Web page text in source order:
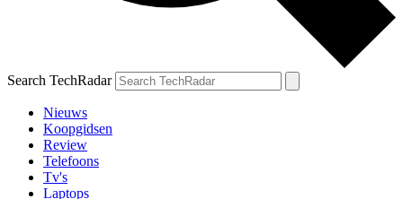
Search TechRadar
Nieuws
Koopgidsen
Review
Telefoons
Tv's
Laptops